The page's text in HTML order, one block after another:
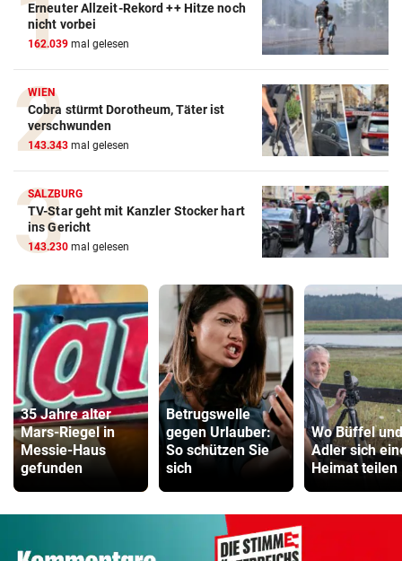
Erneuter Allzeit-Rekord ++ Hitze noch
nicht vorbei
162.039 mal gelesen
WIEN
Cobra stürmt Dorotheum, Täter ist
verschwunden
143.343 mal gelesen
SALZBURG
TV-Star geht mit Kanzler Stocker hart
ins Gericht
143.230 mal gelesen
35 Jahre alter
Mars-Riegel in
Messie-Haus
gefunden
Betrugswelle
gegen Urlauber:
So schützen Sie
sich
Wo Büffel und
Adler sich
Heimat teilen